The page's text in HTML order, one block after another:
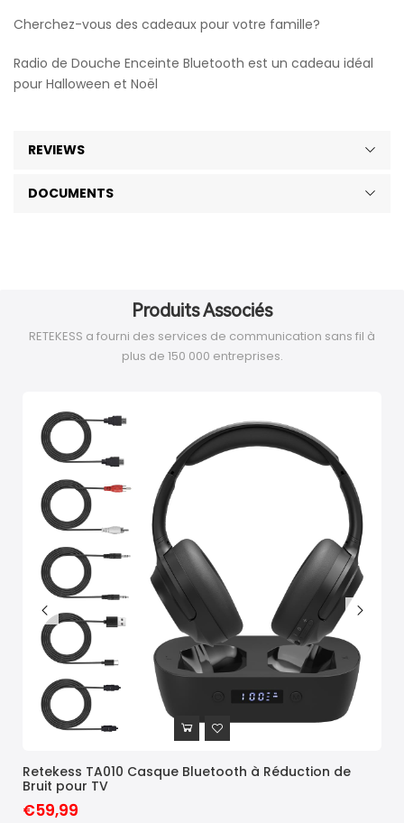
Cherchez-vous des cadeaux pour votre famille?
Radio de Douche Enceinte Bluetooth est un cadeau idéal
pour Halloween et Noël
REVIEWS
DOCUMENTS
Produits Associés
RETEKESS a fourni des services de communication sans fil à
plus de 150 000 entreprises.
Retekess TA010 Casque Bluetooth à Réduction de
Bruit pour TV
€59,99